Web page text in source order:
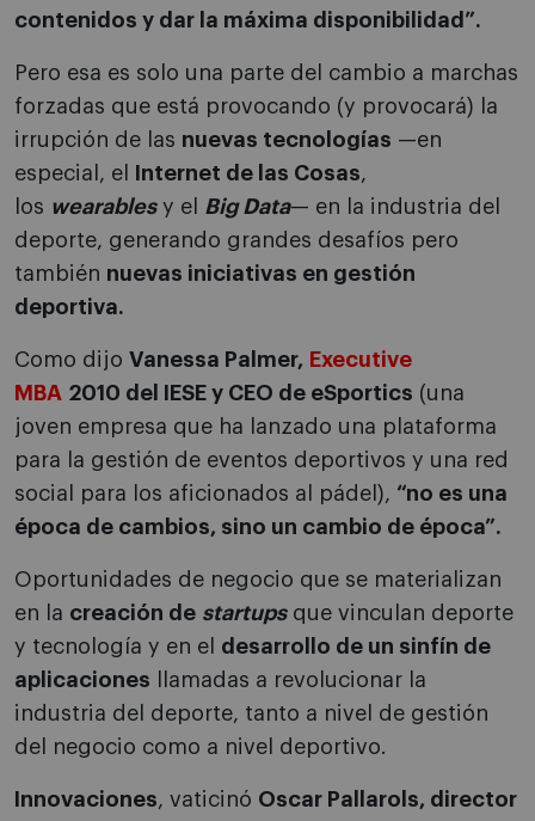
contenidos y dar la máxima disponibilidad”.
Pero esa es solo una parte del cambio a marchas
forzadas que está provocando (y provocará) la
irrupción de las nuevas tecnologías —en
especial, el
Internet de las Cosas,
los wearablesy el Big Data— en la industria del
deporte, generando grandes desafíos pero
también nuevas iniciativas en gestión
deportiva.
Como dijo Vanessa Palmer, Executive
MBA 2010 del IESE y CEO de eSportics (una
joven empresa que ha lanzado una plataforma
para la gestión de eventos deportivos y una red
social para los aficionados al pádel), “no es una
época de cambios, sino un cambio de época”.
Oportunidades de negocio que se materializan
en la creación de startupsque vinculan deporte
y tecnología y en el desarrollo de un sinfín de
aplicaciones llamadas a revolucionar la
industria del deporte, tanto a nivel de gestión
del negocio como a nivel deportivo.
Innovaciones, vaticinó Oscar Pallarols, director